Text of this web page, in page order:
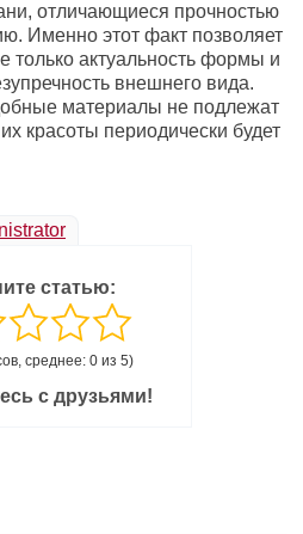
отличающиеся прочностью
Именно этот факт позволяет
только актуальность формы и
внешнего вида.
материалы не подлежат
красоты периодически будет
статью:
среднее: 0 из 5)
с друзьями!